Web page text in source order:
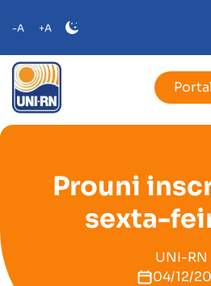
-A +A
Prouni
sexta-
UNI-RN
04/12/